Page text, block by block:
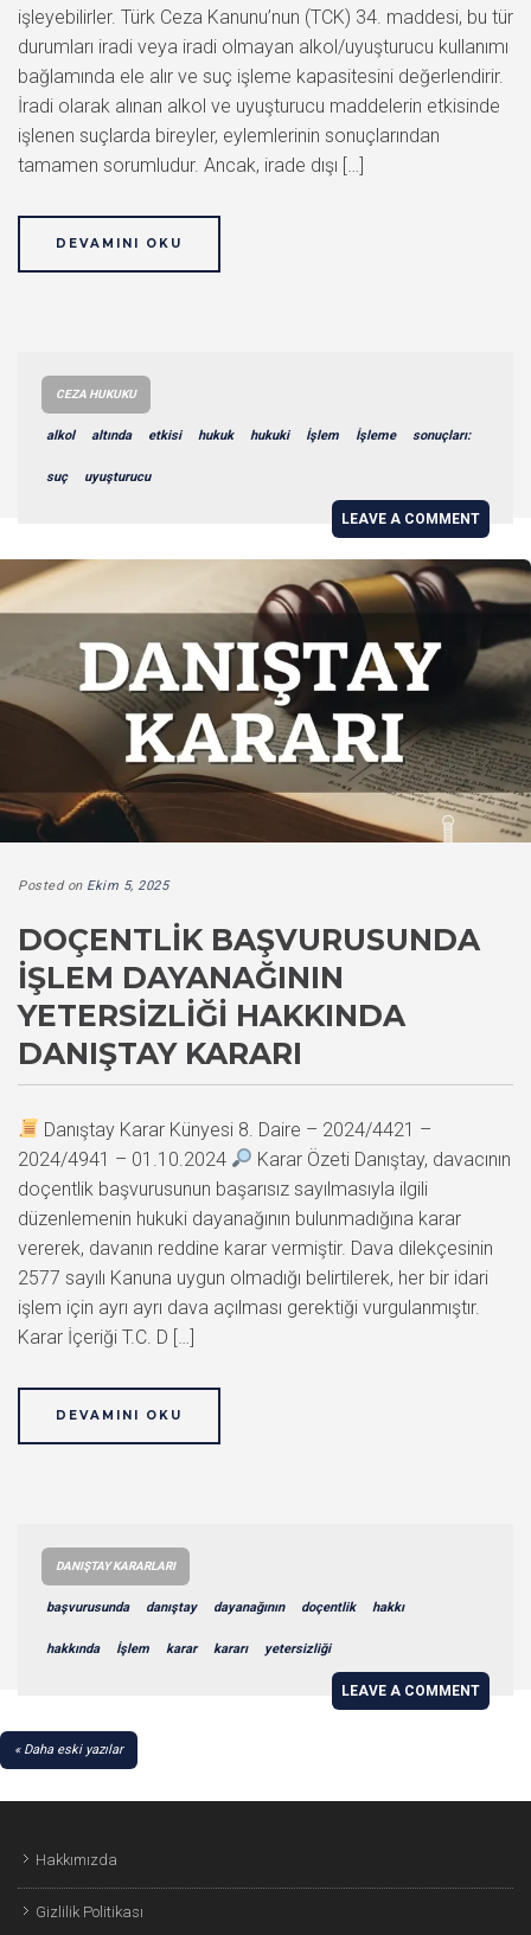
işleyebilirler. Türk Ceza Kanunu’nun (TCK) 34. maddesi, bu tür
durumları iradi veya iradi olmayan alkol/uyuşturucu kullanımı
bağlamında ele alır ve suç işleme kapasitesini değerlendirir.
İradi olarak alınan alkol ve uyuşturucu maddelerin etkisinde
işlenen suçlarda bireyler, eylemlerinin sonuçlarından
tamamen sorumludur. Ancak, irade dışı […]
DEVAMINI OKU
CEZA HUKUKU
alkol altında etkisi hukuk hukuki İşlem İşleme sonuçları:
suç uyuşturucu
LEAVE A COMMENT
Posted on Ekim 5, 2025
DOÇENTLIK BAŞVURUSUNDA
İŞLEM DAYANAĞININ
YETERSIZLIĞI HAKKINDA
DANIŞTAY KARARI
Danıştay Karar Künyesi 8. Daire – 2024/4421 –
2024/4941 – 01.10.2024
Karar Özeti Danıştay, davacının
doçentlik başvurusunun başarısız sayılmasıyla ilgili
düzenlemenin hukuki dayanağının bulunmadığına karar
vererek, davanın reddine karar vermiştir. Dava dilekçesinin
2577 sayılı Kanuna uygun olmadığı belirtilerek, her bir idari
işlem için ayrı ayrı dava açılması gerektiği vurgulanmıştır.
Karar İçeriği T.C. D […]
DEVAMINI OKU
DANIŞTAY KARARLARI
başvurusunda danıştay dayanağının doçentlik hakkı
hakkında İşlem karar kararı yetersizliği
LEAVE A COMMENT
YAZI
Daha eski yazılar
Hakkımızda
Gizlilik Politikası